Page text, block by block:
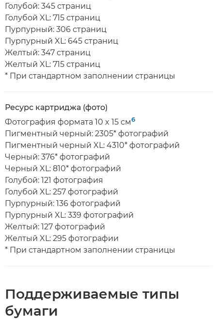
Голубой: 345 страниц
Голубой XL: 715 страниц
Пурпурный: 306 страниц
Пурпурный XL: 645 страниц
Желтый: 347 страниц
Желтый XL: 715 страниц
* При стандартном заполнении страницы
Ресурс картриджа (фото)
Фотография формата 10 x 15 см6
Пигментный черный: 2305* фотографий
Пигментный черный XL: 4310* фотографий
Черный: 376* фотографий
Черный XL: 810* фотографий
Голубой: 121 фотография
Голубой XL: 257 фотографий
Пурпурный: 136 фотографий
Пурпурный XL: 339 фотографий
Желтый: 127 фотографий
Желтый XL: 295 фотографии
* При стандартном заполнении страницы
Поддерживаемые типы
бумаги